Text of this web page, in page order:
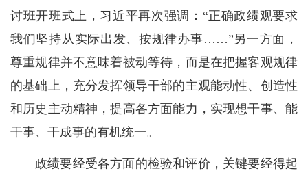
讨班开班式上，习近平再次强调：“正确政绩观要求
我们坚持从实际出发、按规律办事……”另一方面，
尊重规律并不意味着被动等待，而是在把握客观规律
的基础上，充分发挥领导干部的主观能动性、创造性
和历史主动精神，提高各方面能力，实现想干事、能
干事、干成事的有机统一。
政绩要经受各方面的检验和评价，关键要经得起